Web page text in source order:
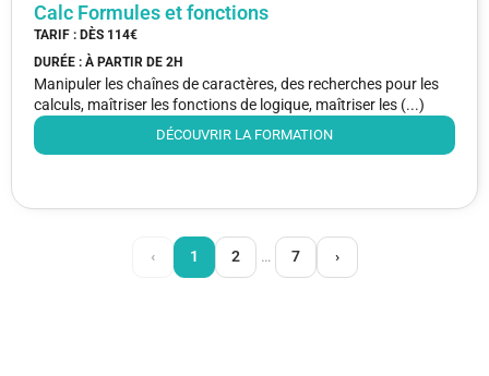
Calc Formules et fonctions
TARIF : DÈS 114€
DURÉE : À PARTIR DE 2H
Manipuler les chaînes de caractères, des recherches pour les
calculs, maîtriser les fonctions de logique, maîtriser les (...)
DÉCOUVRIR LA FORMATION
‹ 1 2 … 7 ›